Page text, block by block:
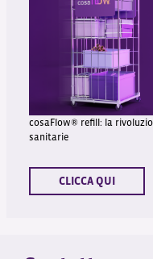
cosaFlow® refill: la
sanitarie
CLICCA QUI